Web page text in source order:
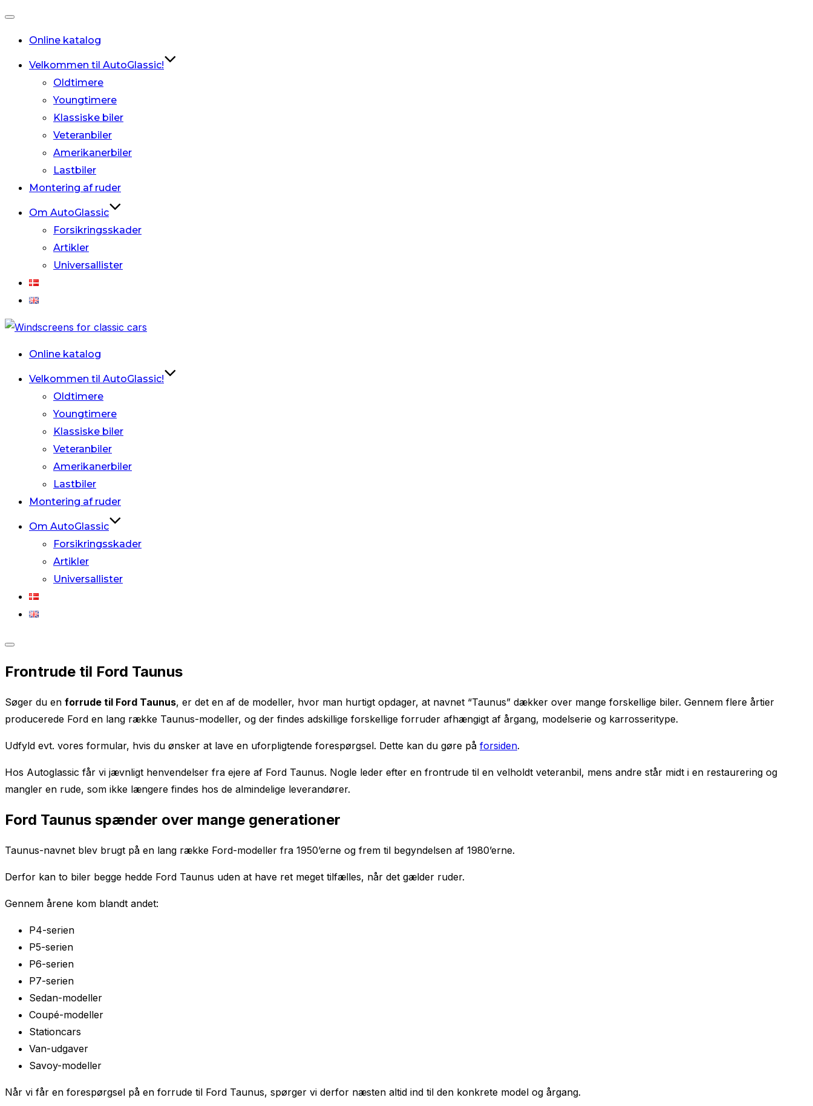
navigation
til/fra
Online katalog
Velkommen til AutoGlassic!
Oldtimere
Youngtimere
Klassiske biler
Veteranbiler
Amerikanerbiler
Lastbiler
Montering af ruder
Om AutoGlassic
Forsikringsskader
Artikler
Universallister
Videre
indhold
Online katalog
Velkommen til AutoGlassic!
Oldtimere
Youngtimere
Klassiske biler
Veteranbiler
Amerikanerbiler
Lastbiler
Montering af ruder
Om AutoGlassic
Forsikringsskader
Artikler
Universallister
navigation
sidekolonne
til/fra
Frontrude til Ford Taunus
Søger du en forrude til Ford Taunus, er det en af de modeller, hvor man hurtigt opdager, at navnet “Taunus” dækker over mange forskellige biler. Gennem flere årtier
producerede Ford en lang række Taunus-modeller, og der findes adskillige forskellige forruder afhængigt af årgang, modelserie og karrosseritype.
Udfyld evt. vores formular, hvis du ønsker at lave en uforpligtende forespørgsel. Dette kan du gøre på forsiden.
Hos Autoglassic får vi jævnligt henvendelser fra ejere af Ford Taunus. Nogle leder efter en frontrude til en velholdt veteranbil, mens andre står midt i en restaurering og
mangler en rude, som ikke længere findes hos de almindelige leverandører.
Ford Taunus spænder over mange generationer
Taunus-navnet blev brugt på en lang række Ford-modeller fra 1950’erne og frem til begyndelsen af 1980’erne.
Derfor kan to biler begge hedde Ford Taunus uden at have ret meget tilfælles, når det gælder ruder.
Gennem årene kom blandt andet:
P4-serien
P5-serien
P6-serien
P7-serien
Sedan-modeller
Coupé-modeller
Stationcars
Van-udgaver
Savoy-modeller
Når vi får en forespørgsel på en forrude til Ford Taunus, spørger vi derfor næsten altid ind til den konkrete model og årgang.